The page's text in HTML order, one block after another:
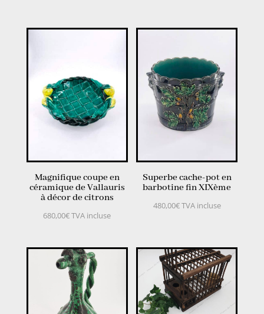
Magnifique coupe en
céramique de Vallauris
à décor de citrons
680,00€TVA incluse
Superbe cache-pot en
barbotine fin XIXème
480,00€TVA incluse